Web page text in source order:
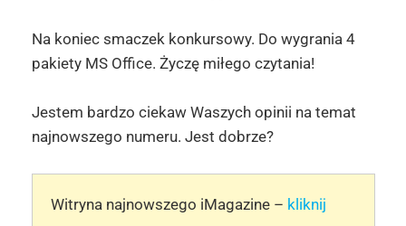
Na koniec smaczek konkursowy. Do wygrania 4
pakiety MS Office. Życzę miłego czytania!
Jestem bardzo ciekaw Waszych opinii na temat
najnowszego numeru. Jest dobrze?
Witryna najnowszego iMagazine – kliknij